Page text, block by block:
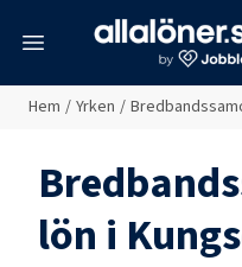
Hem / Yrken /
lön i